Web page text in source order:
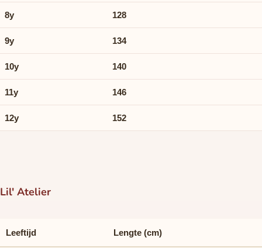
8y 128
9y 134
10y 140
11y 146
12y 152
Lil' Atelier
Leeftijd Lengte (cm)